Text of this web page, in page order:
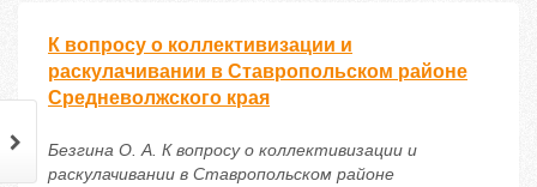
К вопросу о коллективизации и
раскулачивании в Ставропольском районе
Средневолжского края
Безгина О. А. К вопросу о коллективизации и
раскулачивании в Ставропольском районе